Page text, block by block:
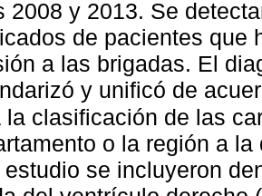
2008 y 2013. Se
de pacientes que
a las brigadas. El
y unificó de
la clasificación de las
o la región a
estudio se incluyeron